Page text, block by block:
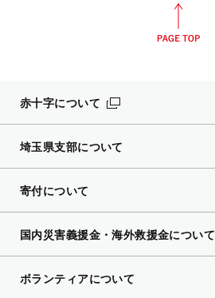
赤十字について
埼玉県支部について
寄付について
国内災害義援金・海外救援金について
ボランティアについて